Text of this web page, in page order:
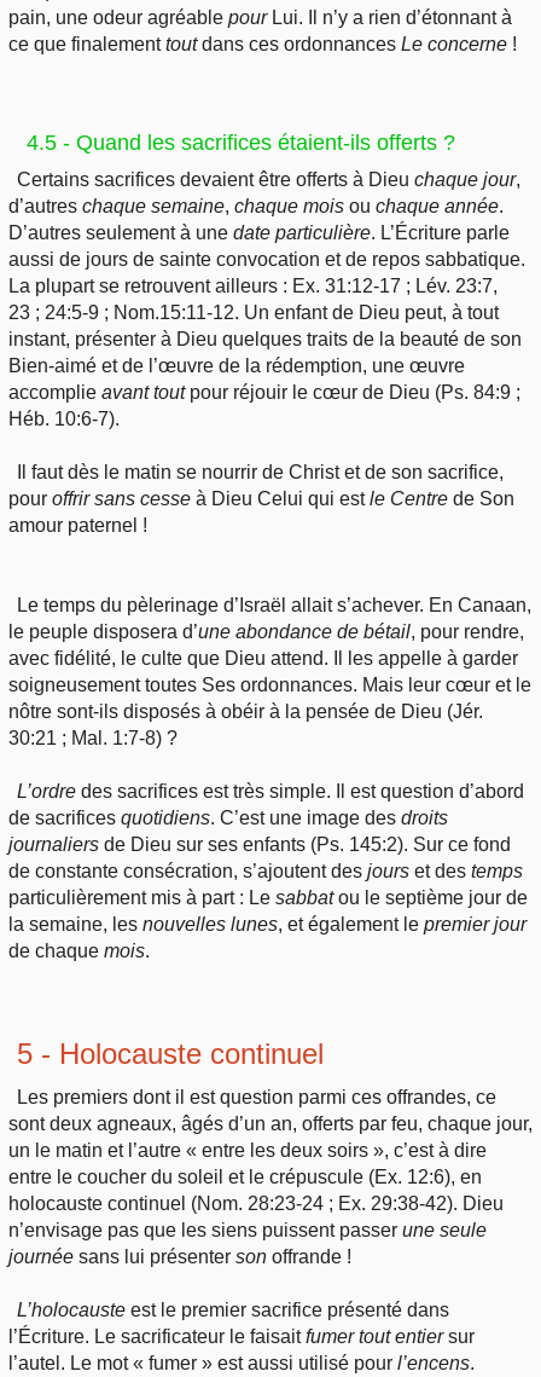
pain, une odeur agréable pourLui. Il n’y a rien d’étonnant à
ce que finalementtoutdans ces ordonnances Le concerne !
4.5 - Quand les sacrifices étaient-ils offerts ?
Certains sacrifices devaient être offerts à Dieuchaque jour,
d’autres chaque semaine, chaque mois ou chaque année.
D’autres seulement à une date particulière. L’Écriture parle
aussi de jours de sainte convocation et de repos sabbatique.
La plupart se retrouvent ailleurs : Ex. 31:12-17 ; Lév. 23:7,
23 ; 24:5-9 ; Nom.15:11-12. Un enfant de Dieu peut, à tout
instant, présenter à Dieu quelques traits de la beauté de son
Bien-aimé et de l’œuvre de la rédemption, une œuvre
accomplie avanttoutpour réjouir le cœur de Dieu (Ps. 84:9 ;
Héb. 10:6-7).
Il faut dès le matin se nourrir de Christ et de son sacrifice,
pour offrirsans cesse à Dieu Celui qui estle Centre de Son
amour paternel !
Le temps du pèlerinage d’Israël allait s’achever. En Canaan,
le peuple disposera d’une abondance de bétail, pour rendre,
avec fidélité, le culte que Dieu attend. Il les appelle à garder
soigneusement toutes Ses ordonnances. Mais leur cœur et le
nôtre sont-ils disposés à obéir à la pensée de Dieu (Jér.
30:21 ; Mal. 1:7-8) ?
L’ordre des sacrifices est très simple. Il est question d’abord
de sacrifices quotidiens. C’est une image des droits
journaliers de Dieu sur ses enfants (Ps. 145:2). Sur ce fond
de constante consécration, s’ajoutent des jours et des temps
particulièrement mis à part : Le sabbatou le septième jour de
la semaine, les nouvelles lunes, et également le premierjour
de chaque mois.
5 - Holocauste continuel
Les premiers dont il est question parmi ces offrandes, ce
sont deux agneaux, âgés d’un an, offerts par feu, chaque jour,
un le matin et l’autre « entre les deux soirs », c’est à dire
entre le coucher du soleil et le crépuscule (Ex. 12:6), en
holocauste continuel (Nom. 28:23-24 ; Ex. 29:38-42). Dieu
n’envisage pas que les siens puissent passer une seule
journée sans lui présenter son offrande !
L’holocauste est le premier sacrifice présenté dans
l’Écriture. Le sacrificateur le faisaitfumertout entiersur
l’autel. Le mot « fumer » est aussi utilisé pour l’encens.